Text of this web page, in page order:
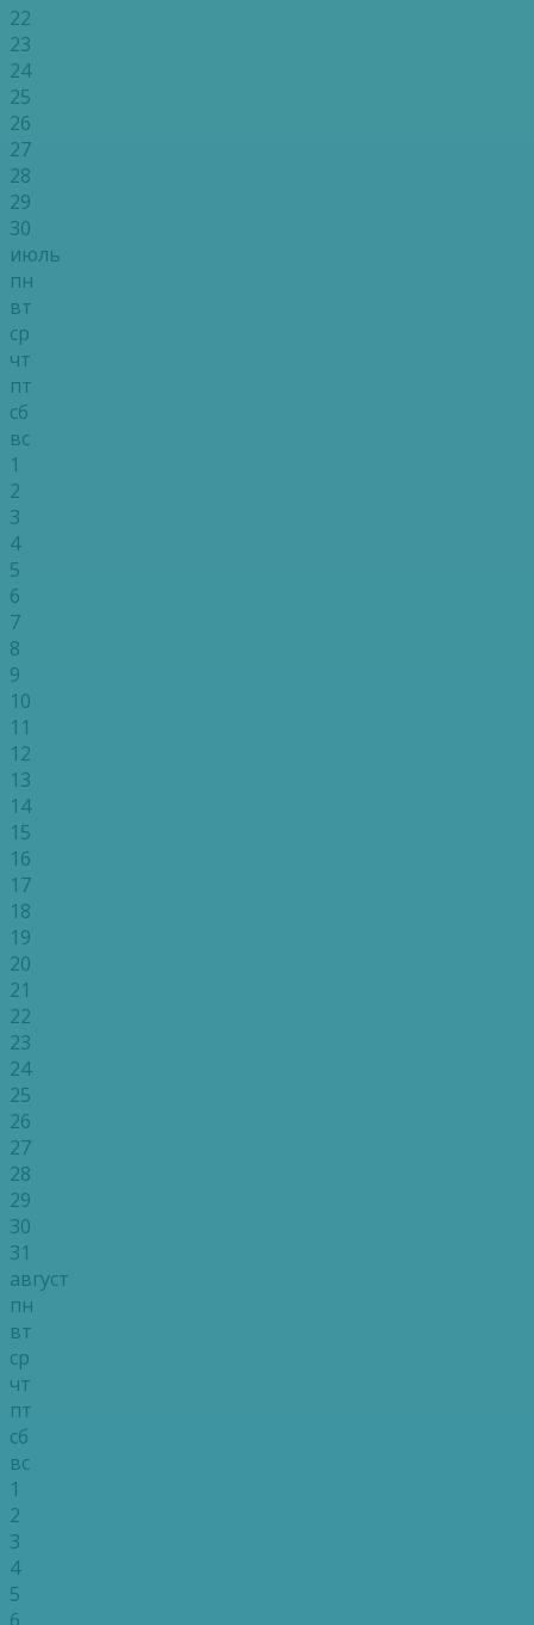
22
23
24
25
26
27
28
29
30
июль
пн
вт
ср
чт
пт
сб
вс
1
2
3
4
5
6
7
8
9
10
11
12
13
14
15
16
17
18
19
20
21
22
23
24
25
26
27
28
29
30
31
август
пн
вт
ср
чт
пт
сб
вс
1
2
3
4
5
6